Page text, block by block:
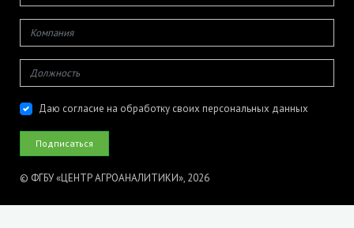
Даю согласие на обработку своих персональных данных
© ФГБУ «ЦЕНТР АГРОАНАЛИТИКИ», 2026